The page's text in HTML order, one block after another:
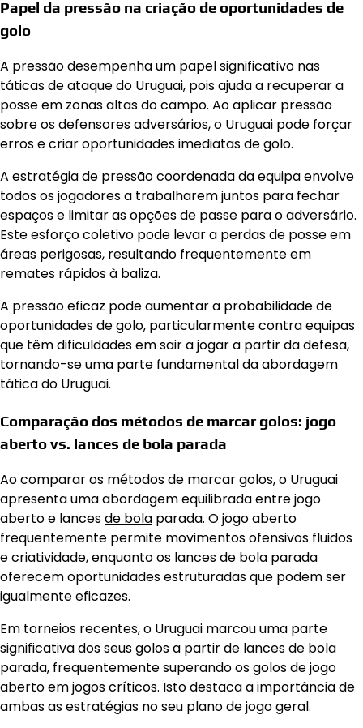
Papel da pressão na criação de oportunidades de
golo
A pressão desempenha um papel significativo nas
táticas de ataque do Uruguai, pois ajuda a recuperar a
posse em zonas altas do campo. Ao aplicar pressão
sobre os defensores adversários, o Uruguai pode forçar
erros e criar oportunidades imediatas de golo.
A estratégia de pressão coordenada da equipa envolve
todos os jogadores a trabalharem juntos para fechar
espaços e limitar as opções de passe para o adversário.
Este esforço coletivo pode levar a perdas de posse em
áreas perigosas, resultando frequentemente em
remates rápidos à baliza.
A pressão eficaz pode aumentar a probabilidade de
oportunidades de golo, particularmente contra equipas
que têm dificuldades em sair a jogar a partir da defesa,
tornando-se uma parte fundamental da abordagem
tática do Uruguai.
Comparação dos métodos de marcar golos: jogo
aberto vs. lances de bola parada
Ao comparar os métodos de marcar golos, o Uruguai
apresenta uma abordagem equilibrada entre jogo
aberto e lancesde bola parada. O jogo aberto
frequentemente permite movimentos ofensivos fluidos
e criatividade, enquanto os lances de bola parada
oferecem oportunidades estruturadas que podem ser
igualmente eficazes.
Em torneios recentes, o Uruguai marcou uma parte
significativa dos seus golos a partir de lances de bola
parada, frequentemente superando os golos de jogo
aberto em jogos críticos. Isto destaca a importância de
ambas as estratégias no seu plano de jogo geral.